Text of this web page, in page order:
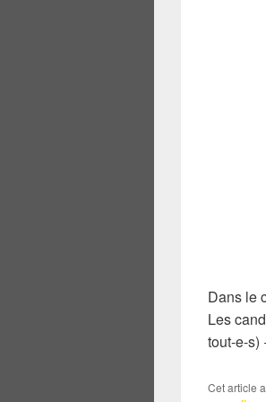
Dans le
Les
tout-e-s)
Cet article